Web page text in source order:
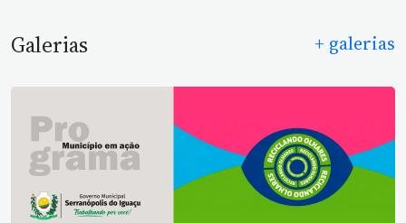
Galerias + galerias